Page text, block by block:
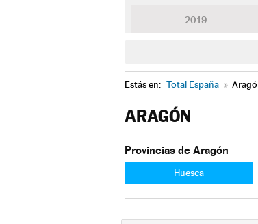
2019
Estás en: Total España »
ARAGÓN
Provincias de Aragón
Huesca